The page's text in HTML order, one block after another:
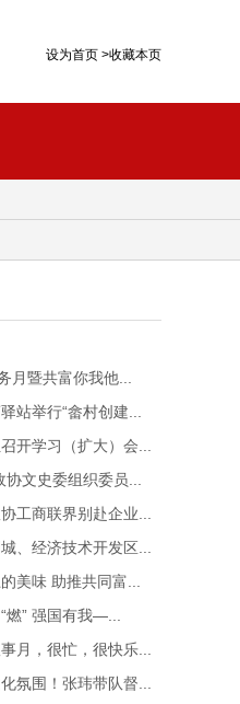
设为首页 >收藏本页
月暨共富你我他...
站举行“畲村创建...
开学习（扩大）会...
文史委组织委员...
工商联界别赴企业...
、经济技术开发区...
美味 助推共同富...
燃” 强国有我—...
月，很忙，很快乐...
氛围！张玮带队督...